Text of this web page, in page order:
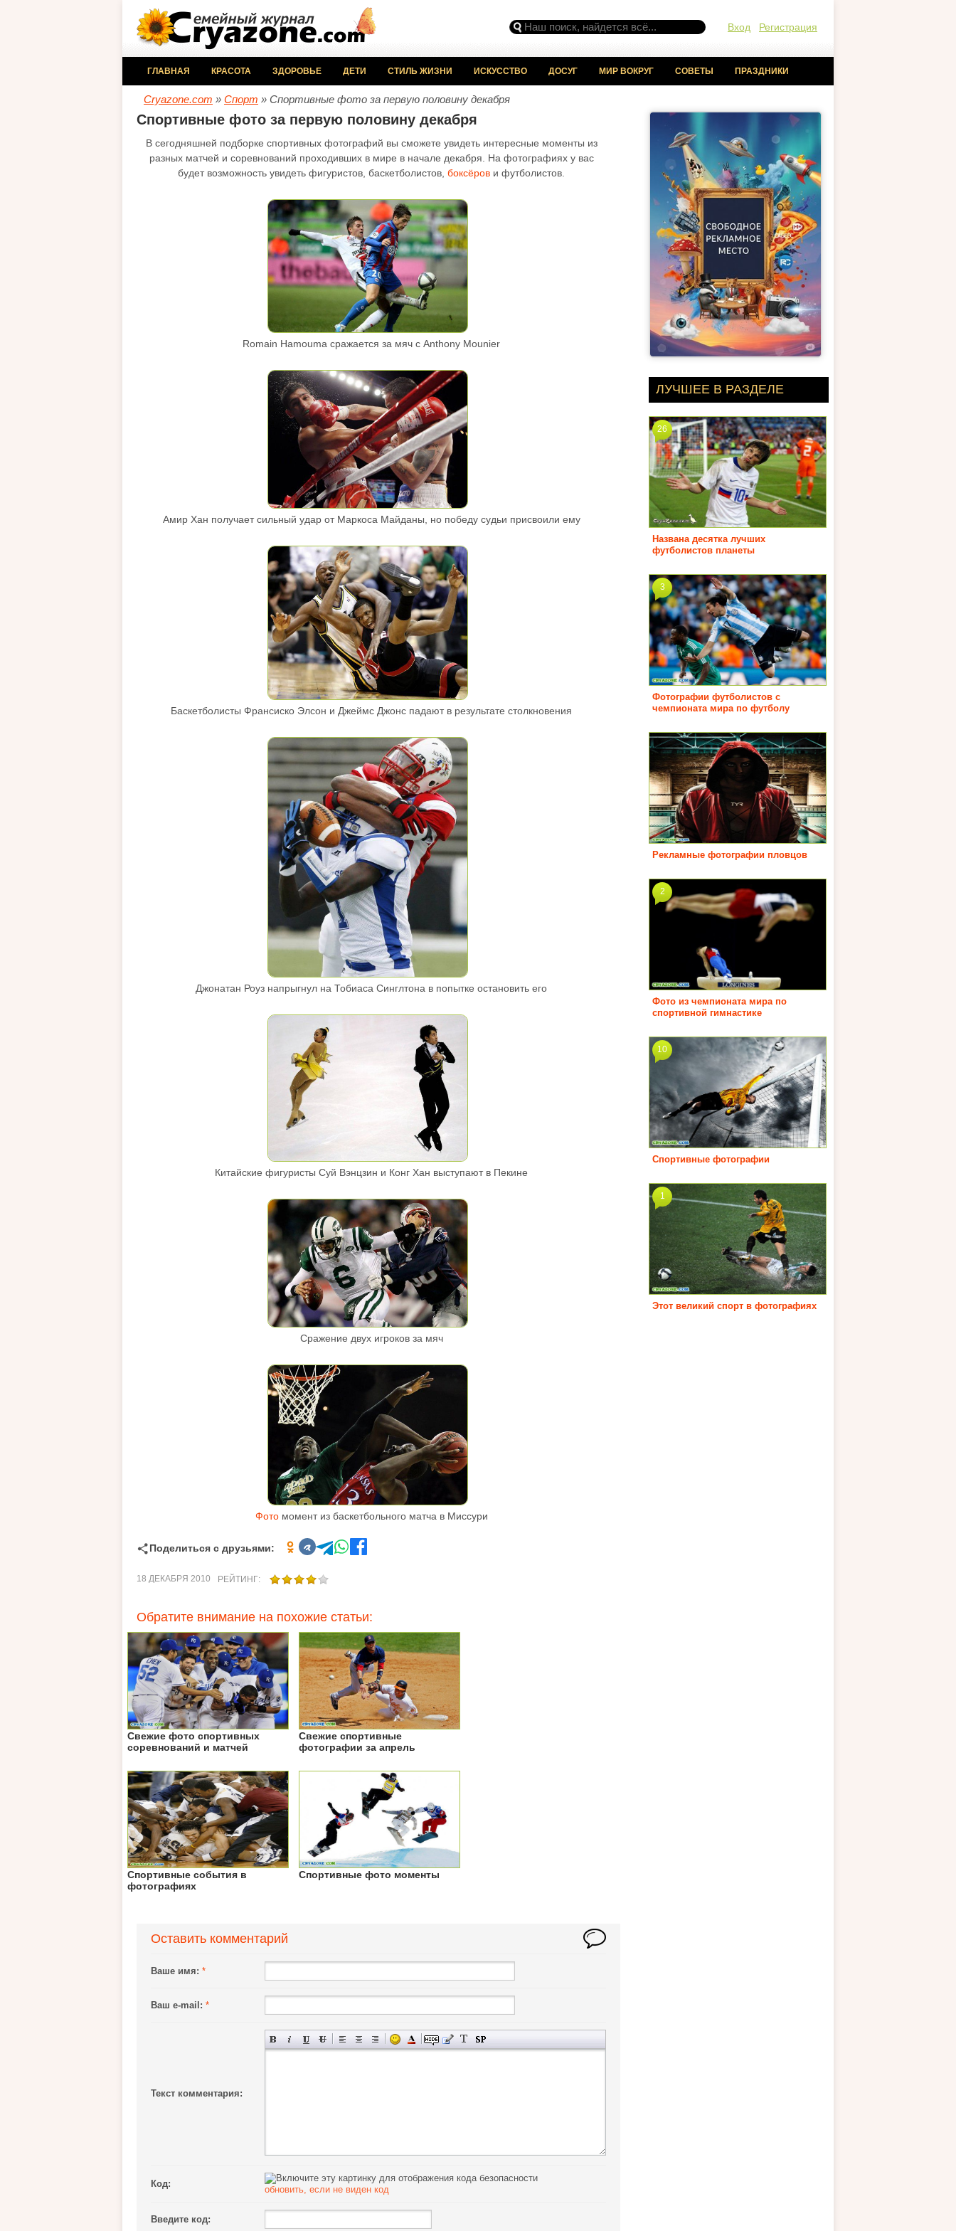
Вход Регистрация
ГЛАВНАЯ КРАСОТА ЗДОРОВЬЕ ДЕТИ СТИЛЬ ЖИЗНИ ИСКУССТВО ДОСУГ МИР ВОКРУГ СОВЕТЫ ПРАЗДНИКИ
Cryazone.com » Спорт » Спортивные фото за первую половину декабря
Спортивные фото за первую половину декабря
В сегодняшней подборке спортивных фотографий вы сможете увидеть интересные моменты из
разных матчей и соревнований проходивших в мире в начале декабря. На фотографиях у вас
будет возможность увидеть фигуристов, баскетболистов, боксёров и футболистов.
Romain Hamouma сражается за мяч с Anthony Mounier
Амир Хан получает сильный удар от Маркоса Майданы, но победу судьи присвоили ему
Баскетболисты Франсиско Элсон и Джеймс Джонс падают в результате столкновения
Джонатан Роуз напрыгнул на Тобиаса Синглтона в попытке остановить его
Китайские фигуристы Суй Вэнцзин и Конг Хан выступают в Пекине
Сражение двух игроков за мяч
Фотомомент из баскетбольного матча в Миссури
Поделиться с друзьями:
18 ДЕКАБРЯ 2010 РЕЙТИНГ:
Обратите внимание на похожие статьи:
Свежие фото спортивных
соревнований и матчей
Свежие спортивные
фотографии за апрель
Спортивные события в
фотографиях
Спортивные фото моменты
Оставить комментарий
Ваше имя: *
Ваш e-mail: *
Текст комментария:
Код:
обновить, если не виден код
Введите код:
ЛУЧШЕЕ В РАЗДЕЛЕ
Названа десятка лучших
футболистов планеты
26
Фотографии футболистов с
чемпионата мира по футболу
3
Рекламные фотографии пловцов
Фото из чемпионата мира по
спортивной гимнастике
2
Спортивные фотографии
10
Этот великий спорт в фотографиях
1